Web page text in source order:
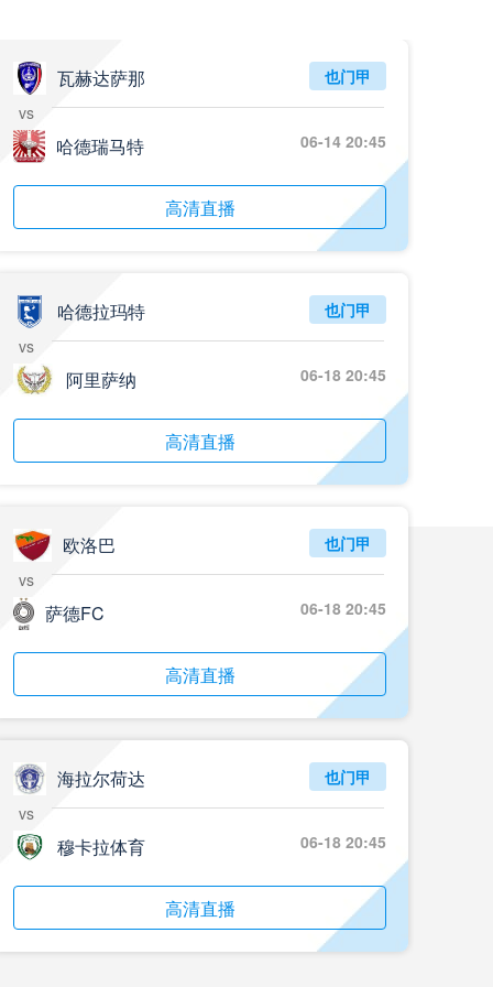
瓦赫达萨那
vs
哈德瑞马特
也门甲
06-14 20:45
高清直播
哈德拉玛特
vs
阿里萨纳
也门甲
06-18 20:45
高清直播
欧洛巴
vs
萨德FC
也门甲
06-18 20:45
高清直播
海拉尔荷达
vs
穆卡拉体育
也门甲
06-18 20:45
高清直播